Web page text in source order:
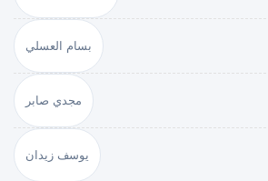
بسام العسلي
مجدي صابر
يوسف زيدان